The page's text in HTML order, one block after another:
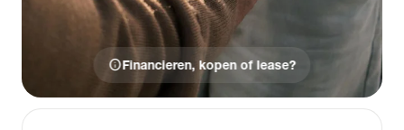
infoFinancieren, kopen of lease?